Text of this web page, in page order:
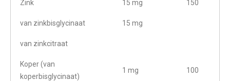
Zink 15 mg 150
van zinkbisglycinaat 15 mg
van zinkcitraat
Koper (van
koperbisglycinaat)
1 mg 100